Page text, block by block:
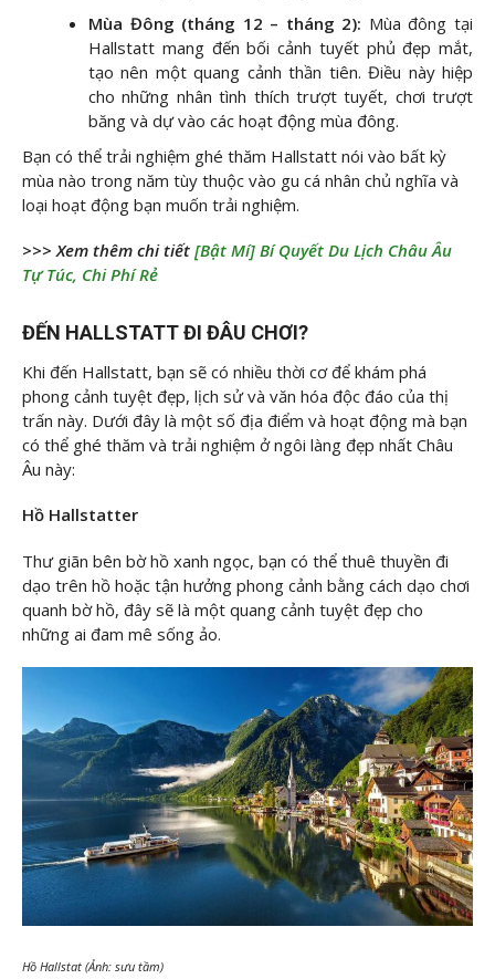
Mùa Đông (tháng 12 – tháng 2): Mùa đông tại
Hallstatt mang đến bối cảnh tuyết phủ đẹp mắt,
tạo nên một quang cảnh thần tiên. Điều này hiệp
cho những nhân tình thích trượt tuyết, chơi trượt
băng và dự vào các hoạt động mùa đông.
Bạn có thể trải nghiệm ghé thăm Hallstatt nói vào bất kỳ
mùa nào trong năm tùy thuộc vào gu cá nhân chủ nghĩa và
loại hoạt động bạn muốn trải nghiệm.
>>> Xem thêm chi tiết [Bật Mí] Bí Quyết Du Lịch Châu Âu
Tự Túc, Chi Phí Rẻ
ĐẾN HALLSTATT ĐI ĐÂU CHƠI?
Khi đến Hallstatt, bạn sẽ có nhiều thời cơ để khám phá
phong cảnh tuyệt đẹp, lịch sử và văn hóa độc đáo của thị
trấn này. Dưới đây là một số địa điểm và hoạt động mà bạn
có thể ghé thăm và trải nghiệm ở ngôi làng đẹp nhất Châu
Âu này:
Hồ Hallstatter
Thư giãn bên bờ hồ xanh ngọc, bạn có thể thuê thuyền đi
dạo trên hồ hoặc tận hưởng phong cảnh bằng cách dạo chơi
quanh bờ hồ, đây sẽ là một quang cảnh tuyệt đẹp cho
những ai đam mê sống ảo.
Hồ Hallstat (Ảnh: sưu tầm)